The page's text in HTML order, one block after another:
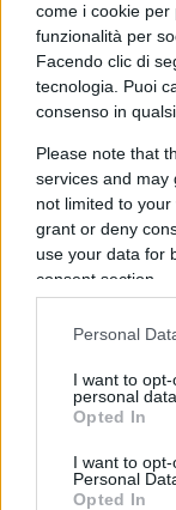
come i cookie
funzionalità per
Facendo clic di
tecnologia. Puoi
consenso in
Please note that
services and may
not limited to
grant or deny
use your data for
consent section.
Personal
I want to
personal data.
Opted In
I want to
Personal
Opted In
sono le
(affidabili),
smart contract
dall’esterno.
Quali
Finanza
incredibilmente
molteplici
Erogazione
che sta avendo
una pluralità di